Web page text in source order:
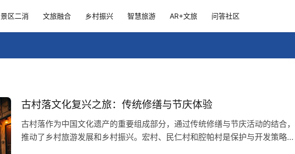
景区二消 文旅融合 乡村振兴 智慧旅游 AR+文旅 问答社区
古村落文化复兴之旅：传统修缮与节庆体验
古村落作为中国文化遗产的重要组成部分，通过传统修缮与节庆活动的结合，
推动了乡村旅游发展和乡村振兴。宏村、民仁村和腔帕村是保护与开发策略的